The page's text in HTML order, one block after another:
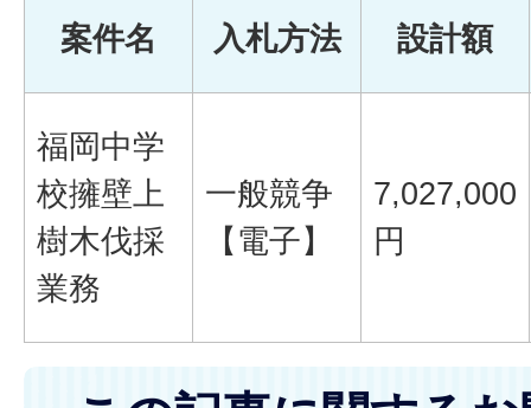
案件名 入札方法 設計額
福岡中学
校擁壁上
樹木伐採
業務
一般競争
【電子】
7,027,000
円